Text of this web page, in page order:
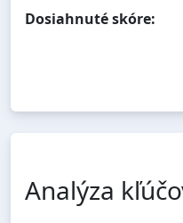
Dosiahnuté skóre:
Analýza